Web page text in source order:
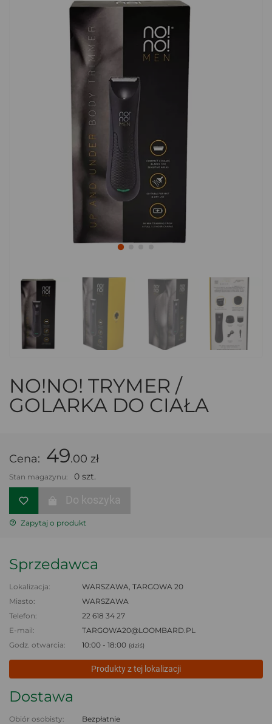
NO!NO! TRYMER /
GOLARKA DO CIAŁA
Cena: 49.00 zł
Stan magazynu: 0 szt.
Do koszyka
Zapytaj o produkt
Sprzedawca
Lokalizacja:
WARSZAWA, TARGOWA 20
Miasto:
WARSZAWA
Telefon:
22 618 34 27
E-mail:
TARGOWA20@LOOMBARD.PL
Godz. otwarcia:
10:00 - 18:00 (dziś)
Produkty z tej lokalizacji
Dostawa
Obiór osobisty: Bezpłatnie